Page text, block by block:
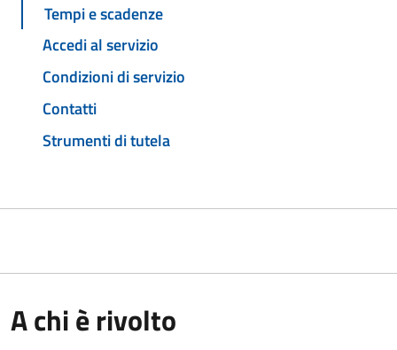
Tempi e scadenze
Accedi al servizio
Condizioni di servizio
Contatti
Strumenti di tutela
A chi è rivolto